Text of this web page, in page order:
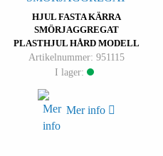
HJUL FASTA KÄRRA
SMÖRJAGGREGAT
PLASTHJUL HÅRD MODELL
Artikelnummer: 951115
I lager:
Mer info